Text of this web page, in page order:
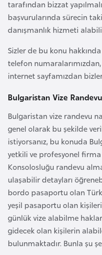
tarafından bizzat
başvurularında sürecin
danışmanlık hizmeti
Sizler de bu konu
telefon
internet sayfamızdan
Bulgaristan Vize Randevu
Bulgaristan vize randevu
genel olarak bu şekilde
istiyorsanız, bu konuda
yetkili ve profesyonel
Konsolosluğu randevu
ulaşabilir detayları
bordo pasaportu olan
yeşil pasaportu olan
günlük vize alabilme
gidecek olan kişilerin
bulunmaktadır. Bunla şu
r
i
y
e
t
i
C
e
z
a
y
i
r
C
i
b
u